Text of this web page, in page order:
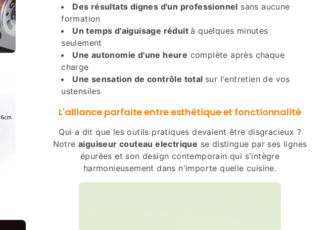
Des résultats dignes d'un professionnel sans aucune
formation
Un temps d'aiguisage réduità quelques minutes
seulement
Une autonomie d'une heure complète après chaque
charge
Une sensation de contrôle total sur l'entretien de vos
ustensiles
L'alliance parfaite entre esthétique et fonctionnalité
Qui a dit que les outils pratiques devaient être disgracieux ?
Notreaiguiseur couteau electrique se distingue par ses lignes
épurées et son design contemporain qui s'intègre
harmonieusement dans n'importe quelle cuisine.